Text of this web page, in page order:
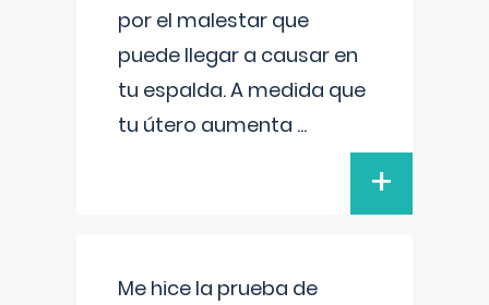
por el malestar que
puede llegar a causar en
tu espalda. A medida que
tu útero aumenta ...
+
Me hice la prueba de